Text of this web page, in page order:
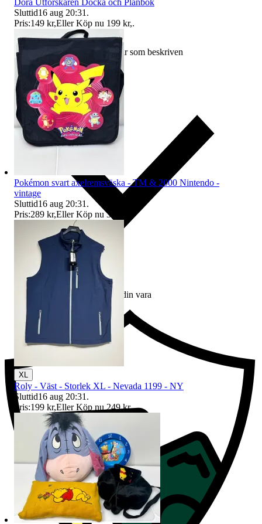
Ersättning om varan inte är som beskriven
Ersättning om du inte får din vara
Dora Utforskaren Docka och Plånbok
Sluttid16 aug 20:31 .
Pris:149 kr,Eller Köp nu 199 kr,.
Pokémon svart axelremsväska - TM & 2000 Nintendo -
vintage
Sluttid16 aug 20:31 .
Pris:289 kr,Eller Köp nu 349 kr
XL
Roly - Väst - Storlek XL - Nevada 1199 - NY
Sluttid16 aug 20:31 .
Pris:199 kr,Eller Köp nu 249 kr,.